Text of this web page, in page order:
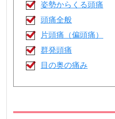
姿勢からくる頭痛
頭痛全般
片頭痛（偏頭痛）
群発頭痛
目の奥の痛み